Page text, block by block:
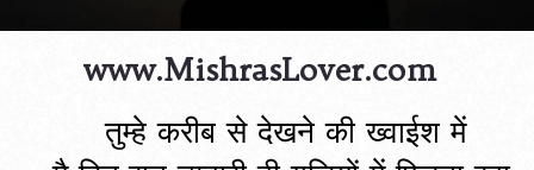
www.MishrasLover.com
तुम्हे करीब से देखने की ख्वाईश में